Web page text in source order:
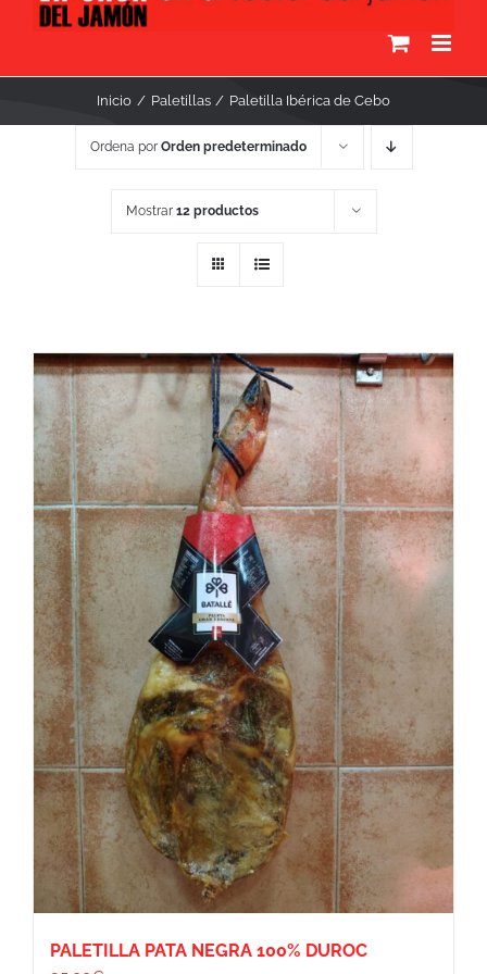
Inicio Paletillas Paletilla Ibérica de Cebo
Ordena por Orden predeterminado
Mostrar 12 productos
PALETILLA PATA NEGRA 100% DUROC